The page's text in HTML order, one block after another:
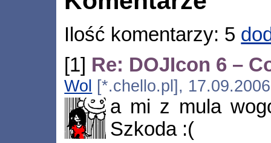
Ilość komentarzy: 5
[1] Re: DOJIcon 6 –
Wol [*.chello.pl],
a mi z mula
Szkoda :(